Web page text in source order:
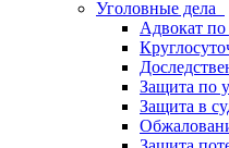
Уголовные дела
Адвокат
Защита по
Защита в